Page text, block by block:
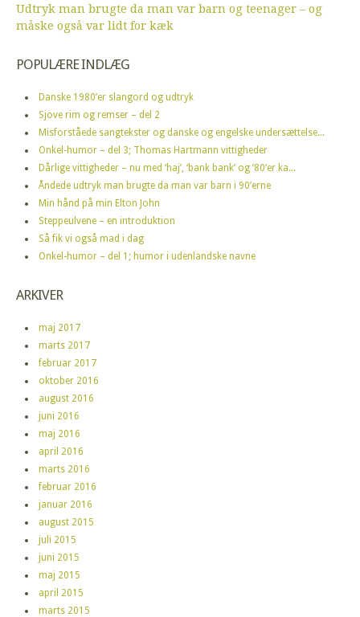
Udtryk man brugte da man var barn og teenager – og
måske også var lidt for kæk
POPULÆRE INDLÆG
Danske 1980’er slangord og udtryk
Sjove rim og remser – del 2
Misforståede sangtekster og danske og engelske undersættelse...
Onkel-humor – del 3; Thomas Hartmann vittigheder
Dårlige vittigheder – nu med ‘haj’, ‘bank bank’ og ’80’er ka...
Åndede udtryk man brugte da man var barn i 90’erne
Min hånd på min Elton John
Steppeulvene – en introduktion
Så fik vi også mad i dag
Onkel-humor – del 1; humor i udenlandske navne
ARKIVER
maj 2017
marts 2017
februar 2017
oktober 2016
august 2016
juni 2016
maj 2016
april 2016
marts 2016
februar 2016
januar 2016
august 2015
juli 2015
juni 2015
maj 2015
april 2015
marts 2015